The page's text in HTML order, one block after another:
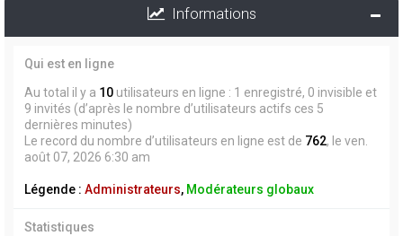
Informations
Qui est en ligne
Au total il y a 10 utilisateurs en ligne : 1 enregistré, 0 invisible et
9 invités (d’après le nombre d’utilisateurs actifs ces 5
dernières minutes)
Le record du nombre d’utilisateurs en ligne est de 762, le ven.
août 07, 2026 6:30 am
Légende : Administrateurs, Modérateurs globaux
Statistiques